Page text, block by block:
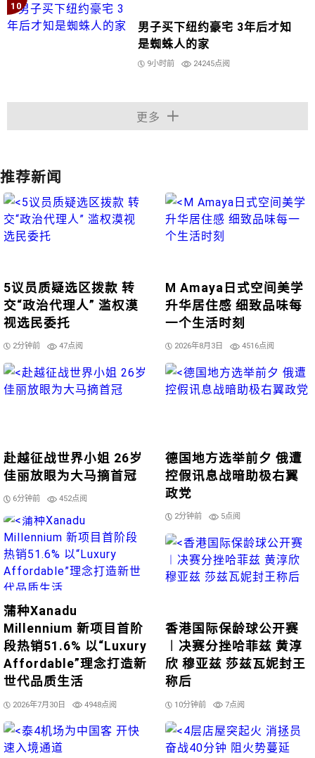
10
男子买下纽约豪宅 3年后才知
是蜘蛛人的家
9小时前 24245点阅
更多
推荐新闻
5议员质疑选区拨款 转
交“政治代理人” 滥权漠
视选民委托
2分钟前 47点阅
M Amaya日式空间美学
升华居住感 细致品味每
一个生活时刻
2026年8月3日 4516点阅
赴越征战世界小姐 26岁
佳丽放眼为大马摘首冠
6分钟前 452点阅
德国地方选举前夕 俄遭
控假讯息战暗助极右翼
政党
2分钟前 5点阅
蒲种Xanadu
Millennium 新项目首阶
段热销51.6% 以“Luxury
Affordable”理念打造新
世代品质生活
2026年7月30日 4948点阅
香港国际保龄球公开赛
︱决赛分挫哈菲兹 黄淳
欣 穆亚兹 莎兹瓦妮封王
称后
10分钟前 7点阅